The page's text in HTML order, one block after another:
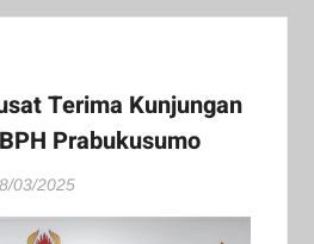
Terima Kunjungan
Prabukusumo
03/2025